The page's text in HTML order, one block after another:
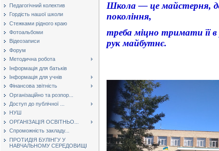
Педагогічний колектив
Гордість нашої школи
Стежками рідного краю
Фотоальбоми
Відеозаписи
Форум
Методична робота
Інформація для батьків
Інформація для учнів
Фінансова звітність
Організаційно та розпор...
Доступ до публічної ...
НУШ
ОРГАНІЗАЦІЯ ОСВІТНЬО...
Спроможність закладу...
ПРОТИДІЯ БУЛІНГУ У
НАВЧАЛЬНОМУ СЕРЕДОВИЩІ
Школа — це майстерня,
покоління,
треба міцно тримати її
рук майбутнє.